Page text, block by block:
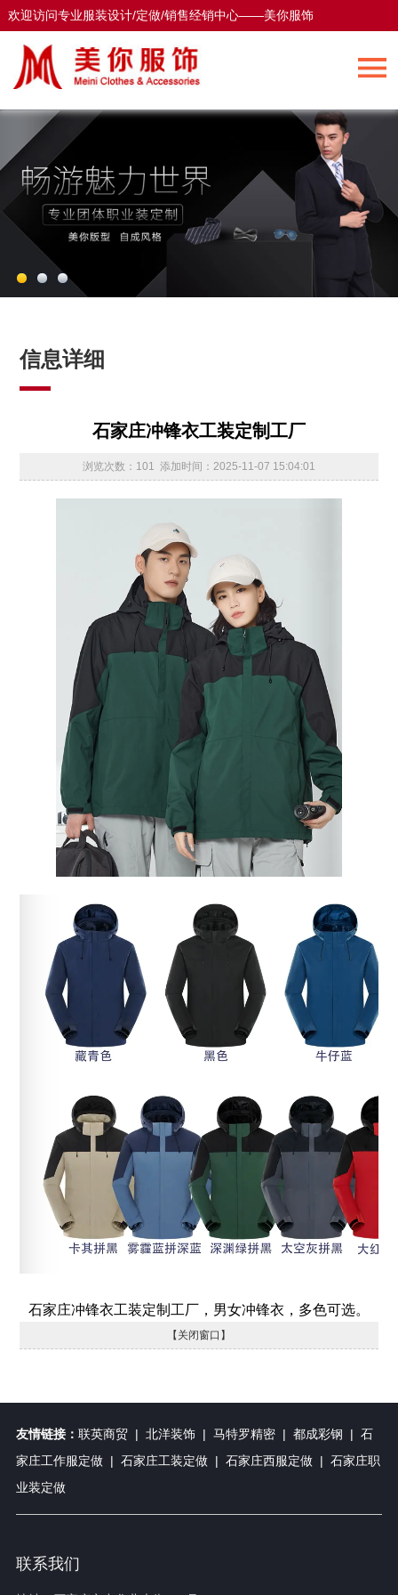
欢迎访问专业服装设计/定做/销售经销中心——美你服饰
欢迎访问专业服装设计/定做/销售经销中心——美你服饰
信息详细
石家庄冲锋衣工装定制工厂
浏览次数：101 添加时间：2025-11-07 15:04:01
石家庄冲锋衣工装定制工厂，男女冲锋衣，多色可选。
【关闭窗口】
友情链接： 联英商贸| 北洋装饰| 马特罗精密| 都成彩钢 | 石
家庄工作服定做| 石家庄工装定做| 石家庄西服定做| 石家庄职
业装定做
联系我们